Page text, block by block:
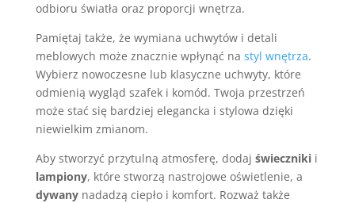
odbioru światła oraz proporcji wnętrza.
Pamiętaj także, że wymiana uchwytów i detali
meblowych może znacznie wpłynąć na styl wnętrza.
Wybierz nowoczesne lub klasyczne uchwyty, które
odmienią wygląd szafek i komód. Twoja przestrzeń
może stać się bardziej elegancka i stylowa dzięki
niewielkim zmianom.
Aby stworzyć przytulną atmosferę, dodaj świecznikii
lampiony, które stworzą nastrojowe oświetlenie, a
dywanynadadzą ciepło i komfort. Rozważ także